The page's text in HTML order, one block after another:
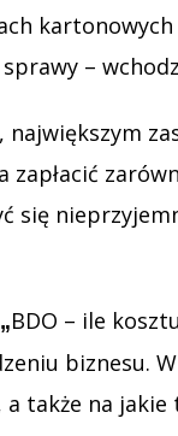
–
się
„BDO – ile
biznesu.
także na